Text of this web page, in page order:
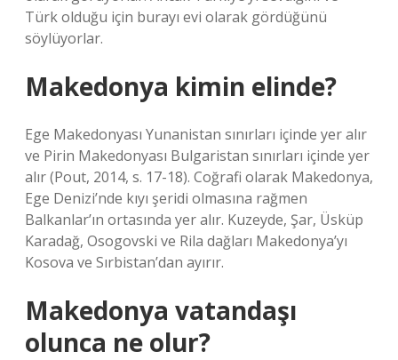
Türk olduğu için burayı evi olarak gördüğünü
söylüyorlar.
Makedonya kimin elinde?
Ege Makedonyası Yunanistan sınırları içinde yer alır
ve Pirin Makedonyası Bulgaristan sınırları içinde yer
alır (Pout, 2014, s. 17-18). Coğrafi olarak Makedonya,
Ege Denizi’nde kıyı şeridi olmasına rağmen
Balkanlar’ın ortasında yer alır. Kuzeyde, Şar, Üsküp
Karadağ, Osogovski ve Rila dağları Makedonya’yı
Kosova ve Sırbistan’dan ayırır.
Makedonya vatandaşı
olunca ne olur?